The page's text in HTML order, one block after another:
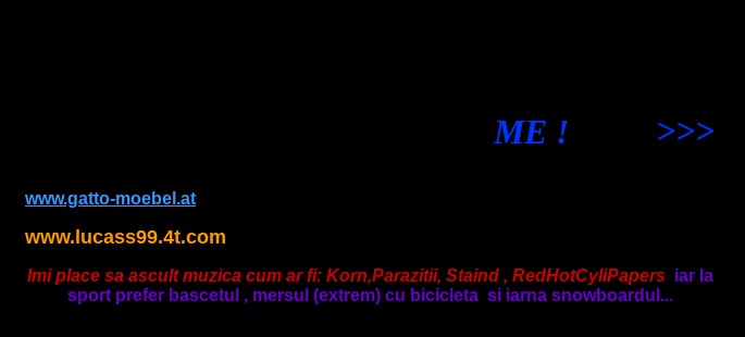
ME ! >>>
www.gatto-moebel.at
www.lucass99.4t.com
Imi place sa ascult muzica cum ar fi: Korn,Parazitii, Staind , RedHotCyliPapers iar la
sport prefer bascetul , mersul (extrem) cu bicicleta si iarna snowboardul...